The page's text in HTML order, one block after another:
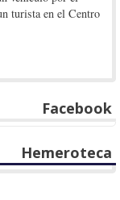
turista en el Centro
Facebook
Hemeroteca